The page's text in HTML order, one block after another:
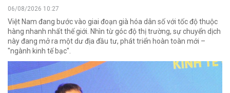
06/08/2026 10:27
Việt Nam đang bước vào giai đoạn già hóa dân số với tốc độ thuộc
hàng nhanh nhất thế giới. Nhìn từ góc độ thị trường, sự chuyển dịch
này đang mở ra một dư địa đầu tư, phát triển hoàn toàn mới –
"ngành kinh tế bạc".